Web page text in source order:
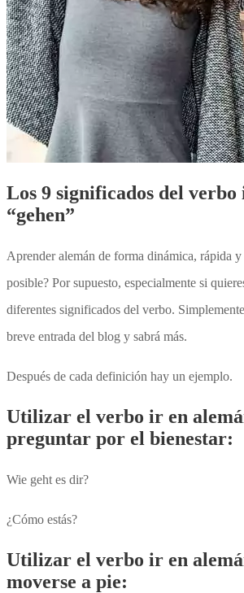
Los 9 significados del verbo
“gehen”
Aprender alemán de forma dinámica, rápida y
posible? Por supuesto, especialmente si
diferentes significados del verbo.
breve entrada del blog y sabrá más.
Después de cada definición hay un ejemplo.
Utilizar el verbo ir en
preguntar por el bienestar:
Wie geht es dir?
¿Cómo estás?
Utilizar el verbo ir en
moverse a pie: